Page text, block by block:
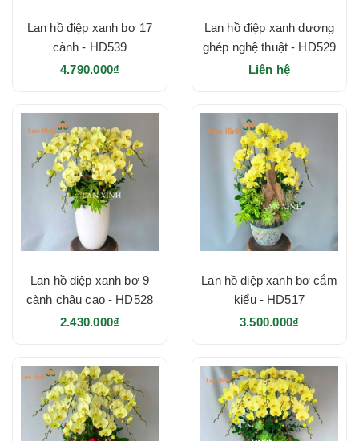
Lan hồ điệp xanh bơ 17
cành - HD539
4.790.000₫
Lan hồ điệp xanh dương
ghép nghệ thuật - HD529
Liên hệ
Lan hồ điệp xanh bơ 9
cành chậu cao - HD528
2.430.000₫
Lan hồ điệp xanh bơ cắm
kiểu - HD517
3.500.000₫